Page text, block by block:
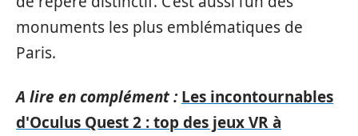
monuments les plus emblématiques de
Paris.
A lire en complément : Les incontournables
d'Oculus Quest 2 : top des jeux VR à